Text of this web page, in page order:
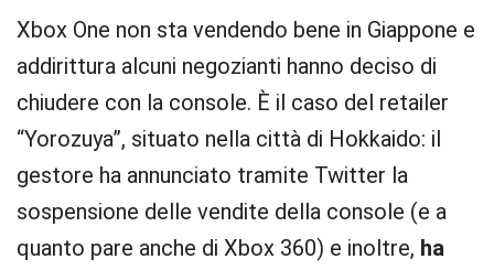
Xbox One non sta vendendo bene in Giappone e
addirittura alcuni negozianti hanno deciso di
chiudere con la console. È il caso del retailer
“Yorozuya”, situato nella città di Hokkaido: il
gestore ha annunciato tramite Twitter la
sospensione delle vendite della console (e a
quanto pare anche di Xbox 360) e inoltre, ha